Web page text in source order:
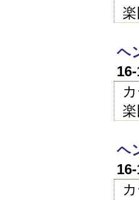
ヘ
ヘ